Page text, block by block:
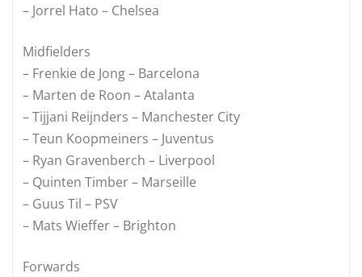
– Jorrel Hato – Chelsea
Midfielders
– Frenkie de Jong – Barcelona
– Marten de Roon – Atalanta
– Tijjani Reijnders – Manchester City
– Teun Koopmeiners – Juventus
– Ryan Gravenberch – Liverpool
– Quinten Timber – Marseille
– Guus Til – PSV
– Mats Wieffer – Brighton
Forwards